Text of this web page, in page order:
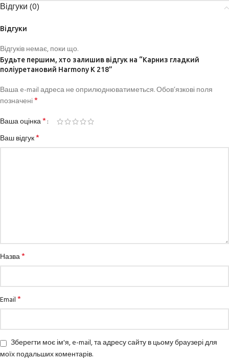
Відгуки (0)
Відгуки
Відгуків немає, поки що.
Будьте першим, хто залишив відгук на “Карниз гладкий
поліуретановий Harmony K 218”
Ваша e-mail адреса не оприлюднюватиметься.Обов’язкові поля
позначені*
Ваша оцінка*
Ваш відгук*
Назва*
Email*
Зберегти моє ім'я, e-mail, та адресу сайту в цьому браузері для
моїх подальших коментарів.